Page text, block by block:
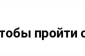
пройти